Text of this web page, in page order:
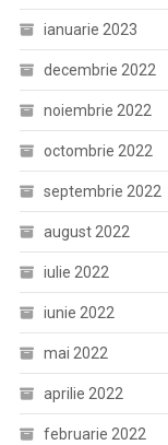
ianuarie 2023
decembrie 2022
noiembrie 2022
octombrie 2022
septembrie 2022
august 2022
iulie 2022
iunie 2022
mai 2022
aprilie 2022
februarie 2022